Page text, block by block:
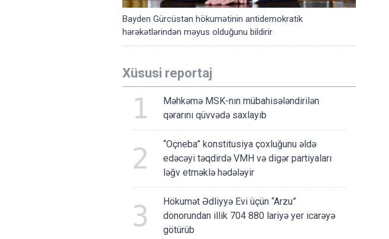
Bayden Gürcüstan hökumətinin antidemokratik
hərəkətlərindən məyus olduğunu bildirir
Xüsusi reportaj
1
Məhkəmə MSK-nın mübahisələndirilən
qərarını qüvvədə saxlayıb
2
“Oçneba” konstitusiya çoxluğunu əldə
edəcəyi təqdirdə VMH və digər partiyaları
ləğv etməklə hədələyir
3
Hökumət Ədliyyə Evi üçün “Arzu”
donorundan illik 704 880 lariyə yer icarəyə
götürüb